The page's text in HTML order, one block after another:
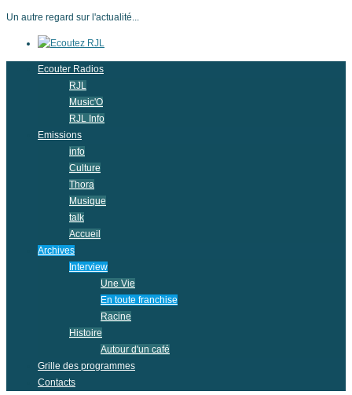
Un autre regard sur l'actualité...
Ecouter Radios
RJL
Music'O
RJL Info
Emissions
info
Culture
Thora
Musique
talk
Accueil
Archives
Interview
Une Vie
En toute franchise
Racine
Histoire
Autour d'un café
Grille des programmes
Contacts